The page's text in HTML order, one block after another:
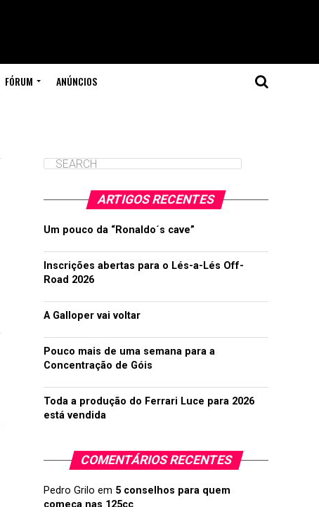
FÓRUM ANÚNCIOS
ARTIGOS RECENTES
Um pouco da “Ronaldo´s cave”
Inscrições abertas para o Lés-a-Lés Off-
Road 2026
A Galloper vai voltar
Pouco mais de uma semana para a
Concentração de Góis
Toda a produção do Ferrari Luce para 2026
está vendida
COMENTÁRIOS RECENTES
Pedro Grilo em 5 conselhos para quem
começa nas 125cc